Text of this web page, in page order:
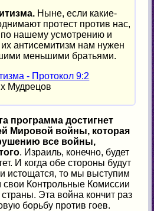
Ныне, если какие-
протест против нас,
нашему усмотрению и
антисемитизм нам нужен
меньшими братьями.
- Протокол 9:2
Мудрецов
программа достигнет
Мировой войны, которая
все войны,
. Израиль, конечно, будет
И когда обе стороны будут
истощатся, то мы выступим
Контрольные Комиссии
Эта война кончит раз
борьбу против гоев.